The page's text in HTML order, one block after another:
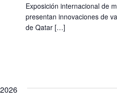
Exposición internacional de
presentan innovaciones de
de Qatar […]